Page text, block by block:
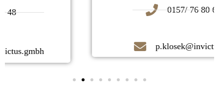
0157/ 76 80 68 00
p.klosek@invictus.gmbh